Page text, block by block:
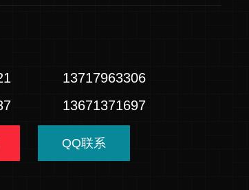
13717963306
13671371697
QQ联系